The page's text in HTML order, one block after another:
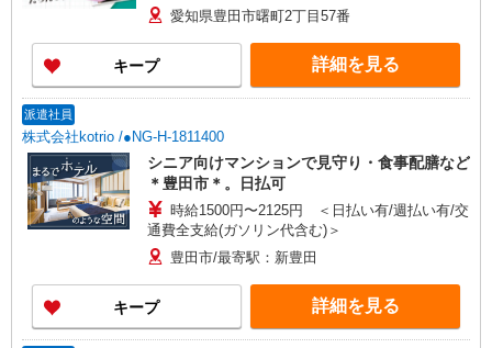
愛知県豊田市曙町2丁目57番
キープ 詳細を見る
派遣社員
株式会社kotrio /●NG-H-1811400
シニア向けマンションで見守り・食事配膳など
＊豊田市＊。日払可
時給1500円〜2125円 ＜日払い有/週払い有/交
通費全支給(ガソリン代含む)＞
豊田市/最寄駅：新豊田
キープ 詳細を見る